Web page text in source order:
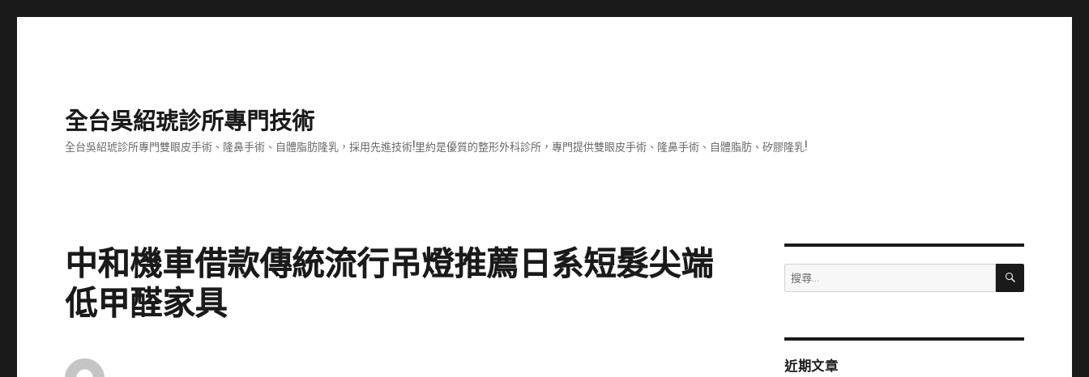
全台吳紹琥診所專門技術
全台吳紹琥診所專門雙眼皮手術、隆鼻手術、自體脂肪隆乳，採用先進技術!里約是優質的整形外科診所，專門提供雙眼皮手術、隆鼻手術、自體脂肪、矽膠隆乳!
中和機車借款傳統流行吊燈推薦日系短髮尖端
低甲醛家具
搜
尋
字:
搜
近期文章